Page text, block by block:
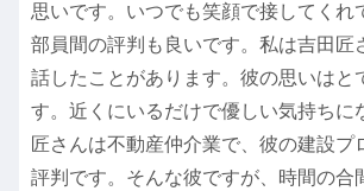
思いです。いつでも笑顔で接してくれ
部員間の評判も良いです。私は吉田匠
話したことがあります。彼の思いはと
す。近くにいるだけで優しい気持ちに
匠さんは不動産仲介業で、彼の建設プ
評判です。そんな彼ですが、時間の合